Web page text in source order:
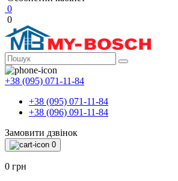
0
0
+38 (095) 071-11-84
+38 (095) 071-11-84
+38 (096) 091-11-84
Замовити дзвінок
0
0 грн